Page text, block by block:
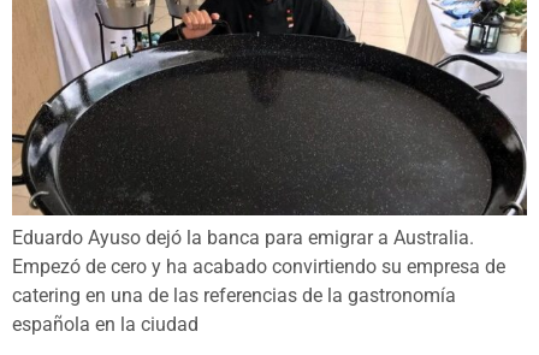
Eduardo Ayuso dejó la banca para emigrar a Australia.
Empezó de cero y ha acabado convirtiendo su empresa de
catering en una de las referencias de la gastronomía
española en la ciudad